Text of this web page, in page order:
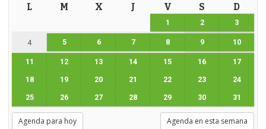
L M X J V S D
1 2 3
4 5 6 7 8 9 10
11 12 13 14 15 16 17
18 19 20 21 22 23 24
25 26 27 28 29 30 31
Agenda para hoy Agenda en esta semana